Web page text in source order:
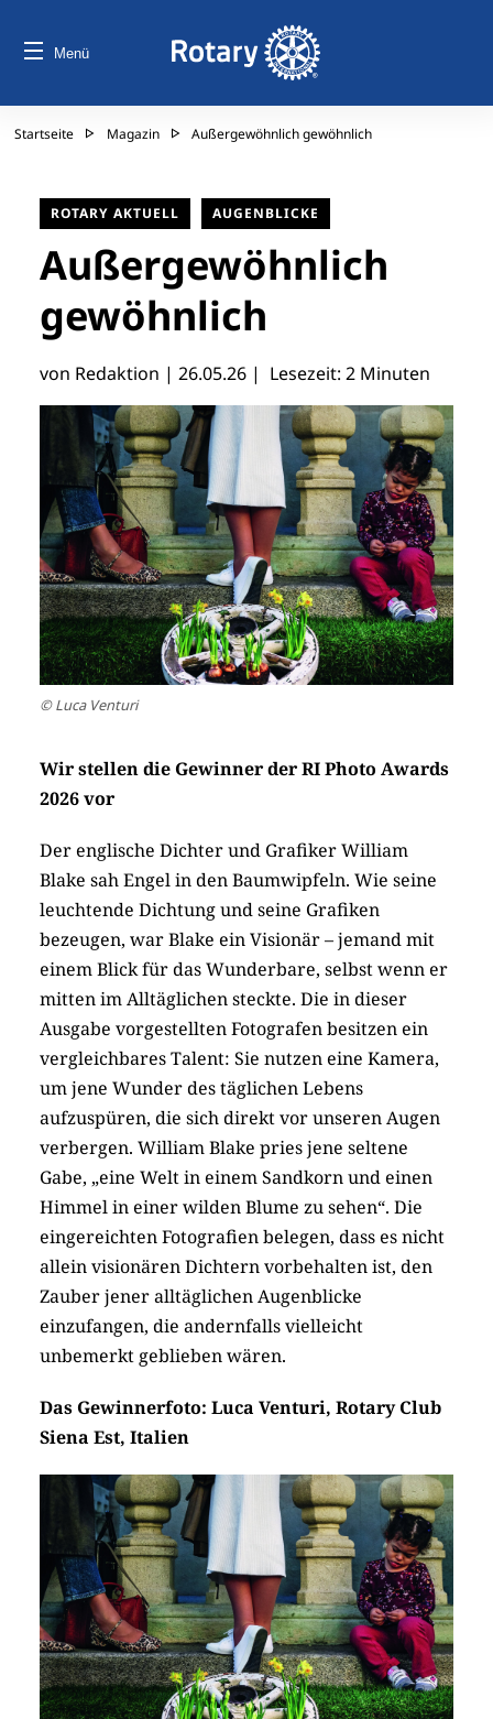
Menü
Startseite Magazin Außergewöhnlich gewöhnlich
ROTARY AKTUELL AUGENBLICKE
Außergewöhnlich
gewöhnlich
von Redaktion | 26.05.26 | Lesezeit: 2 Minuten
© Luca Venturi
Wir stellen die Gewinner der RI Photo Awards
2026 vor
Der englische Dichter und Grafiker William
Blake sah Engel in den Baumwipfeln. Wie seine
leuchtende Dichtung und seine Grafiken
bezeugen, war Blake ein Visionär – jemand mit
einem Blick für das Wunderbare, selbst wenn er
mitten im Alltäglichen steckte. Die in dieser
Ausgabe vorgestellten Fotografen besitzen ein
vergleichbares Talent: Sie nutzen eine Kamera,
um jene Wunder des täglichen Lebens
aufzuspüren, die sich direkt vor unseren Augen
verbergen. William Blake pries jene seltene
Gabe, „eine Welt in einem Sandkorn und einen
Himmel in einer wilden Blume zu sehen“. Die
eingereichten Fotografien belegen, dass es nicht
allein visionären Dichtern vorbehalten ist, den
Zauber jener alltäglichen Augenblicke
einzufangen, die andernfalls vielleicht
unbemerkt geblieben wären.
Das Gewinnerfoto: Luca Venturi, Rotary Club
Siena Est, Italien